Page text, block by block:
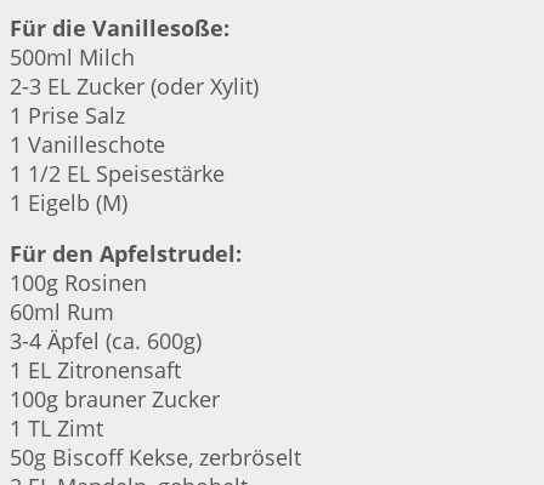
Für die Vanillesoße:
500ml Milch
2-3 EL Zucker (oder Xylit)
1 Prise Salz
1 Vanilleschote
1 1/2 EL Speisestärke
1 Eigelb (M)
Für den Apfelstrudel:
100g Rosinen
60ml Rum
3-4 Äpfel (ca. 600g)
1 EL Zitronensaft
100g brauner Zucker
1 TL Zimt
50g Biscoff Kekse, zerbröselt